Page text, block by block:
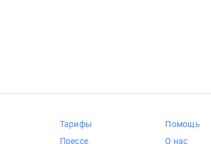
Тарифы
Прессе
Помощь
О нас